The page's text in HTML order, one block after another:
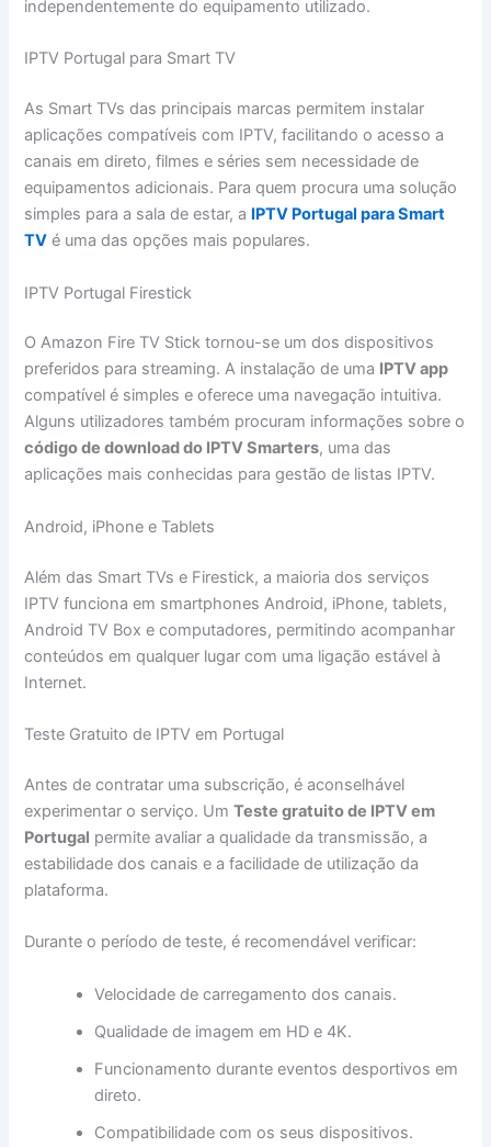
independentemente do equipamento utilizado.
IPTV Portugal para Smart TV
As Smart TVs das principais marcas permitem instalar
aplicações compatíveis com IPTV, facilitando o acesso a
canais em direto, filmes e séries sem necessidade de
equipamentos adicionais. Para quem procura uma solução
simples para a sala de estar, a IPTV Portugal para Smart
TV é uma das opções mais populares.
IPTV Portugal Firestick
O Amazon Fire TV Stick tornou-se um dos dispositivos
preferidos para streaming. A instalação de uma IPTV app
compatível é simples e oferece uma navegação intuitiva.
Alguns utilizadores também procuram informações sobre o
código de download do IPTV Smarters, uma das
aplicações mais conhecidas para gestão de listas IPTV.
Android, iPhone e Tablets
Além das Smart TVs e Firestick, a maioria dos serviços
IPTV funciona em smartphones Android, iPhone, tablets,
Android TV Box e computadores, permitindo acompanhar
conteúdos em qualquer lugar com uma ligação estável à
Internet.
Teste Gratuito de IPTV em Portugal
Antes de contratar uma subscrição, é aconselhável
experimentar o serviço. UmTeste gratuito de IPTV em
Portugal permite avaliar a qualidade da transmissão, a
estabilidade dos canais e a facilidade de utilização da
plataforma.
Durante o período de teste, é recomendável verificar:
Velocidade de carregamento dos canais.
Qualidade de imagem em HD e 4K.
Funcionamento durante eventos desportivos em
direto.
Compatibilidade com os seus dispositivos.